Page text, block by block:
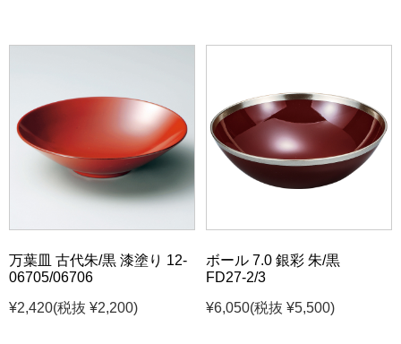
万葉皿 古代朱/黒 漆塗り 12-
06705/06706
¥2,420(税抜 ¥2,200)
ボール 7.0 銀彩 朱/黒
FD27-2/3
¥6,050(税抜 ¥5,500)